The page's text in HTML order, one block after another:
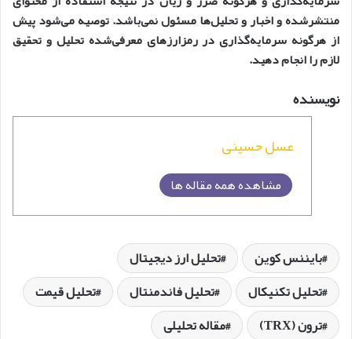
منتشرشده و اخبار و تحلیل‌ها مسئول نمی‌باشد. توصیه می‌شود پیش
از هرگونه سرمایه‌گذاری در رمزارزهای معرفی‌شده تحلیل و تحقیق
لازم را انجام دهید.
نویسنده
عسل حسینی
مشاهده همه مقاله ها
بایننس کوین
تحلیل ارز دیجیتال
تحلیل تکنیکال
تحلیل فاندمنتال
تحلیل قیمت
ترون (TRX)
مقاله تحلیلی